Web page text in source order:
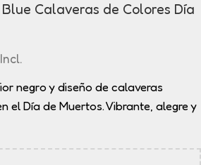
Calaveras de Colores Día
negro y diseño de calaveras
el Día de Muertos. Vibrante, alegre y